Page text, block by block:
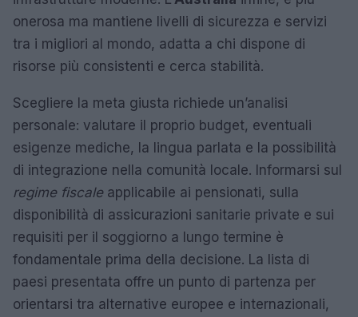
onerosa ma mantiene livelli di sicurezza e servizi
tra i migliori al mondo, adatta a chi dispone di
risorse più consistenti e cerca stabilità.
Scegliere la meta giusta richiede un’analisi
personale: valutare il proprio budget, eventuali
esigenze mediche, la lingua parlata e la possibilità
di integrazione nella comunità locale. Informarsi sul
regime fiscaleapplicabile ai pensionati, sulla
disponibilità di assicurazioni sanitarie private e sui
requisiti per il soggiorno a lungo termine è
fondamentale prima della decisione. La lista di
paesi presentata offre un punto di partenza per
orientarsi tra alternative europee e internazionali,